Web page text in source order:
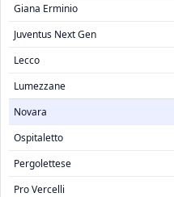
Giana Erminio
Juventus Next Gen
Lecco
Lumezzane
Novara
Ospitaletto
Pergolettese
Pro Vercelli